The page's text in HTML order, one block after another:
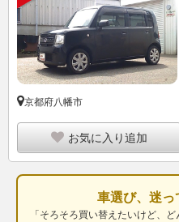
京都府八幡市
お気に入り追加
車選び、迷っ
「そろそろ買い替えたいけど、